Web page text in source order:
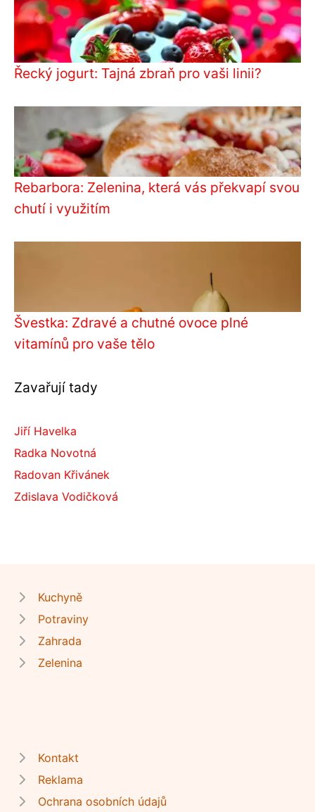
Řecký jogurt: Tajná zbraň pro vaši linii?
Rebarbora: Zelenina, která vás překvapí svou
chutí i využitím
Švestka: Zdravé a chutné ovoce plné
vitamínů pro vaše tělo
Zavařují tady
Jiří Havelka
Radka Novotná
Radovan Křivánek
Zdislava Vodičková
Kuchyně
Potraviny
Zahrada
Zelenina
Kontakt
Reklama
Ochrana osobních údajů